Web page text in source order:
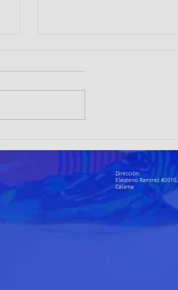
brillan en Vallenar y proyectan a
Calama como sede nacional
Dirección:
Eleuterio Ramírez #2010,
Calama